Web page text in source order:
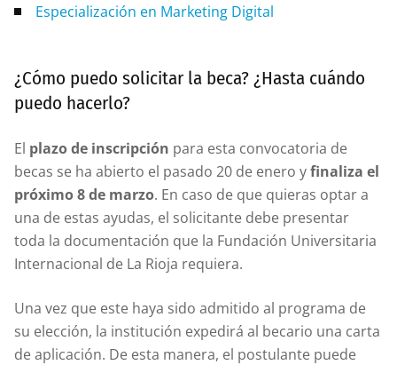
Especialización en Marketing Digital
¿Cómo puedo solicitar la beca? ¿Hasta cuándo
puedo hacerlo?
El plazo de inscripción para esta convocatoria de
becas se ha abierto el pasado 20 de enero yfinaliza el
próximo 8 de marzo. En caso de que quieras optar a
una de estas ayudas, el solicitante debe presentar
toda la documentación que la Fundación Universitaria
Internacional de La Rioja requiera.
Una vez que este haya sido admitido al programa de
su elección, la institución expedirá al becario una carta
de aplicación. De esta manera, el postulante puede